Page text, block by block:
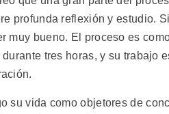
profunda reflexión y estudio.
muy bueno. El proceso es
durante tres horas, y su trabajo
su vida como objetores de